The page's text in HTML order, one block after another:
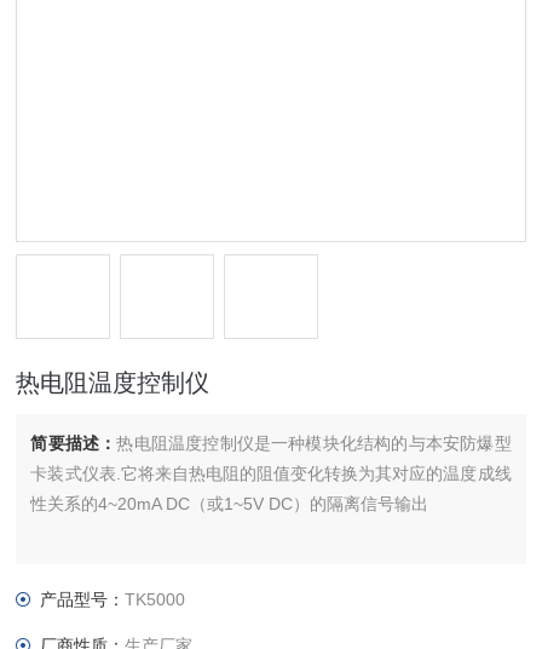
热电阻温度控制仪
简要描述：热电阻温度控制仪是一种模块化结构的与本安防爆型
卡装式仪表.它将来自热电阻的阻值变化转换为其对应的温度成线
性关系的4~20mA DC（或1~5V DC）的隔离信号输出
产品型号：TK5000